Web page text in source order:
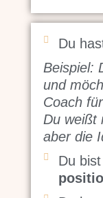
Du
Beispiel:
und
Coach
Du weißt
aber die
Du